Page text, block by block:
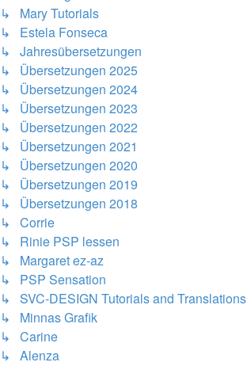
↳ Mary Tutorials
↳ Estela Fonseca
↳ Jahresübersetzungen
↳ Übersetzungen 2025
↳ Übersetzungen 2024
↳ Übersetzungen 2023
↳ Übersetzungen 2022
↳ Übersetzungen 2021
↳ Übersetzungen 2020
↳ Übersetzungen 2019
↳ Übersetzungen 2018
↳ Corrie
↳ Rinie PSP lessen
↳ Margaret ez-az
↳ PSP Sensation
↳ SVC-DESIGN Tutorials and Translations
↳ Minnas Grafik
↳ Carine
↳ Alenza